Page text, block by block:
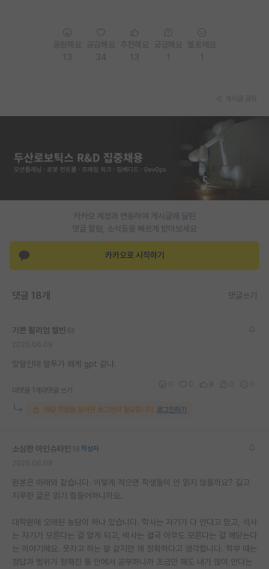
카카오 계정과 연동하여 게시글에 달린
댓글 알람, 소식등을 빠르게 받아보세요
카카오로 시작하기
댓글 18개 댓글쓰기
기쁜 윌리엄 켈빈
맞말인데 말투가 왜케 gpt 같냐.
대댓글 1개 대댓글 쓰기
해당 댓글을 보려면 로그인이 필요합니다. 로그인하기
소심한 아인슈타인
작성자
원본은 아래와 같습니다. 이렇게 적으면 학생들이 안 읽지 않을까요? 길고
지루한 글은 읽기 힘들어하니까요.
대학원에 오래된 농담이 하나 있습니다. 학사는 자기가 다 안다고 믿고, 석사
는 자기가 모른다는 걸 알게 되고, 박사는 결국 아무도 모른다는 걸 깨닫는다
는 이야기예요. 웃자고 하는 말 같지만 꽤 정확하다고 생각합니다. 학부 때는
정답과 범위가 정해진 틀 안에서 공부하니까 조금만 해도 내가 많이 안다는